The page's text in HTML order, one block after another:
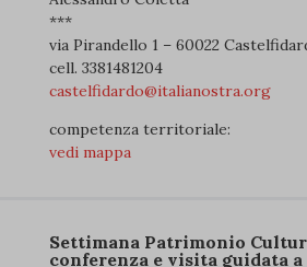
***
via Pirandello 1 – 60022
cell. 3381481204
castelfidardo@italianostra.org
competenza territoriale:
vedi mappa
Settimana Patrimonio
conferenza e visita guidata a